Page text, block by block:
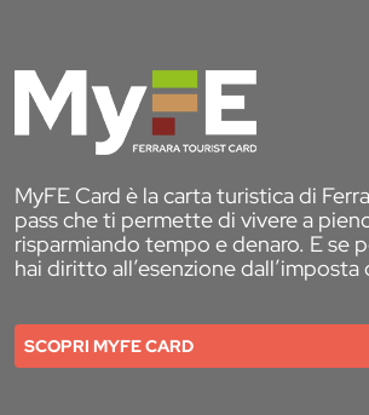
MyFE Card è la carta turistica di
pass che ti permette di vivere a
risparmiando tempo e denaro. E se
hai diritto all’esenzione
SCOPRI MYFE CARD